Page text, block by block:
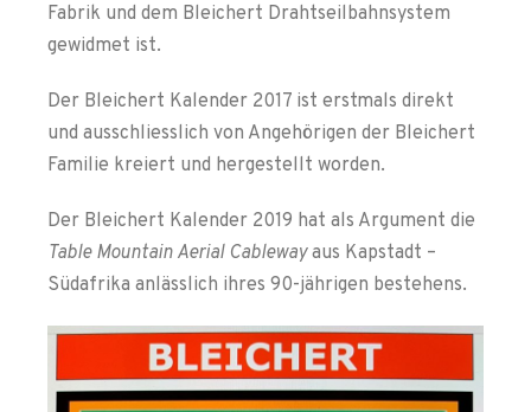
Fabrik und dem Bleichert Drahtseilbahnsystem
gewidmet ist.
Der Bleichert Kalender 2017 ist erstmals direkt
und ausschliesslich von Angehörigen der Bleichert
Familie kreiert und hergestellt worden.
Der Bleichert Kalender 2019 hat als Argument die
Table Mountain Aerial Cablewayaus Kapstadt –
Südafrika anlässlich ihres 90-jährigen bestehens.